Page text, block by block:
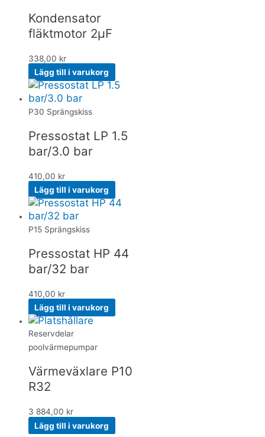
Kondensator
fläktmotor 2µF
338,00 kr
Lägg till i varukorg
P30 Sprängskiss
Pressostat LP 1.5
bar/3.0 bar
410,00 kr
Lägg till i varukorg
P15 Sprängskiss
Pressostat HP 44
bar/32 bar
410,00 kr
Lägg till i varukorg
Reservdelar
poolvärmepumpar
Värmeväxlare P10
R32
3 884,00 kr
Lägg till i varukorg